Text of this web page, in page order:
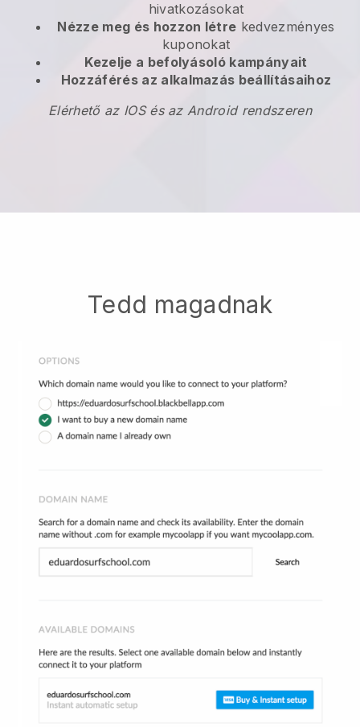
hivatkozásokat
Nézze meg és hozzon létre kedvezményes
kuponokat
Kezelje a befolyásoló kampányait
Hozzáférés az alkalmazás beállításaihoz
Elérhető az IOS és az Android rendszeren
Tedd magadnak